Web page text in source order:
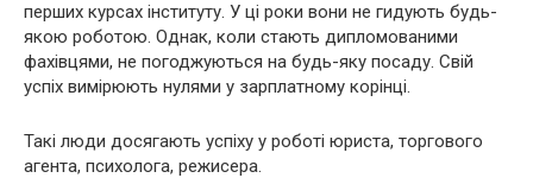
перших курсах інституту. У ці роки вони не гидують будь-
якою роботою. Однак, коли стають дипломованими
фахівцями, не погоджуються на будь-яку посаду. Свій
успіх вимірюють нулями у зарплатному корінці.
Такі люди досягають успіху у роботі юриста, торгового
агента, психолога, режисера.